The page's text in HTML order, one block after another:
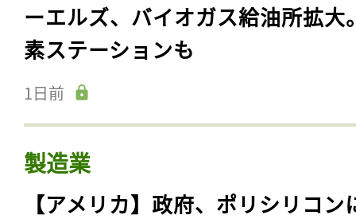
ーエルズ、バイオガス給油所拡大
素ステーションも
1日前
製造業
【アメリカ】政府、ポリシリコン